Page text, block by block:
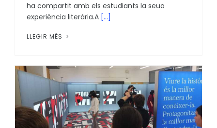
ha compartit amb els estudiants la seua
experiència literària.A [...]
LLEGIR MÉS